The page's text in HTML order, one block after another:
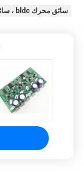
سائق محرك bldc ، سائق محرك بدون فرش